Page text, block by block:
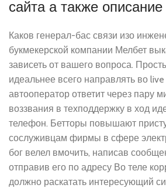
сайта а также
Каков генерал-бас связи изо
букмекерской компании Мелбет
зависеть от вашего вопроса.
идеальнее всего направлять во live
автооператор ответит через пару
воззвания в техподдержку в ход
телефон. Бетторы повышают
сослуживцам фирмы в сфере
бог велел вмочить, написав
отправив его по адресу Во теле
должно раскатать интересующий